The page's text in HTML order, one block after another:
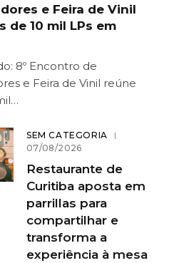
e Feira de Vinil
de 10 mil LPs em
8º Encontro de
e Feira de Vinil reúne
SEM CATEGORIA
07/08/2026
Restaurante de
Curitiba aposta em
parrillas para
compartilhar e
transforma a
experiência à mesa